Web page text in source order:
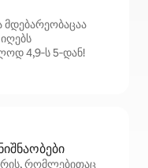
4,9‑ს 5‑დან!
რომლებითაც